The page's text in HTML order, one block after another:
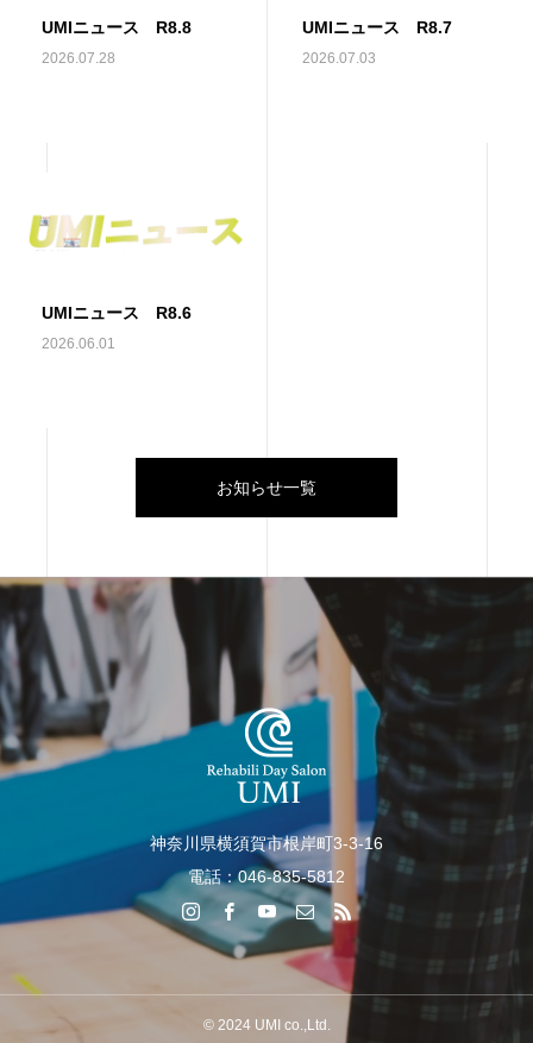
UMIニュース R8.8
2026.07.28
UMIニュース R8.7
2026.07.03
UMIニュース R8.6
2026.06.01
お知らせ一覧
神奈川県横須賀市根岸町3-3-16
電話：046-835-5812
© 2024 UMI co.,Ltd.